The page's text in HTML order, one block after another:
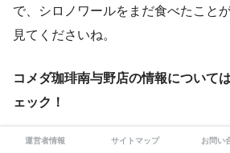
で、シロノワールをまだ食べたこと
見てくださいね。
コメダ珈琲南与野店の情報について
ェック！
運営者情報 サイトマップ お問い